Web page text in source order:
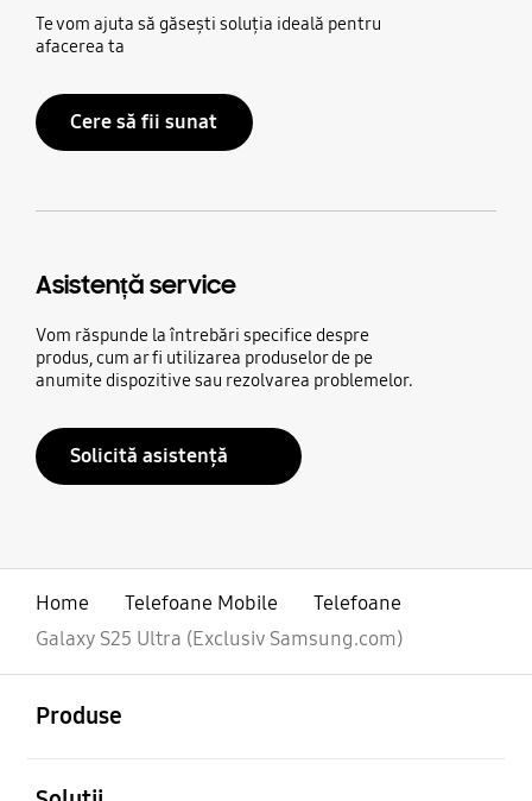
Te vom ajuta să găsești soluția ideală pentru
afacerea ta
Cere să fii sunat
Asistență service
Vom răspunde la întrebări specifice despre
produs, cum ar fi utilizarea produselor de pe
anumite dispozitive sau rezolvarea problemelor.
Solicită asistență
Home Telefoane Mobile
Telefoane
Galaxy S25 Ultra (Exclusiv Samsung.com)
Produse